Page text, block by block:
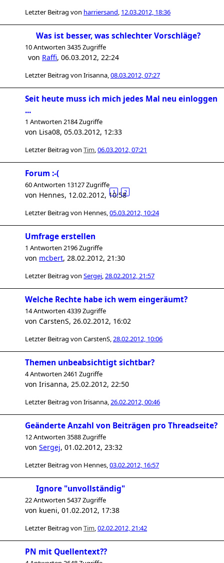
Letzter Beitrag von harriersand, 12.03.2012, 18:36
Was ist besser, was schlechter Vorschläge?
10 Antworten 3435 Zugriffe
von Raffi, 06.03.2012, 22:24
Letzter Beitrag von Irisanna,08.03.2012, 07:27
Seit heute muss ich mich jedes Mal neu einloggen
...
1 Antworten 2184 Zugriffe
von Lisa08, 05.03.2012, 12:33
Letzter Beitrag von Tim,06.03.2012, 07:21
Forum :-(
60 Antworten 13127 Zugriffe
1 2
von Hennes, 12.02.2012, 10:58
Letzter Beitrag von Hennes,05.03.2012, 10:24
Umfrage erstellen
1 Antworten 2196 Zugriffe
von mcbert, 28.02.2012, 21:30
Letzter Beitrag von Sergej,28.02.2012, 21:57
Welche Rechte habe ich wem eingeräumt?
14 Antworten 4339 Zugriffe
von CarstenS, 26.02.2012, 16:02
Letzter Beitrag von CarstenS,28.02.2012, 10:06
Themen unbeabsichtigt sichtbar?
4 Antworten 2461 Zugriffe
von Irisanna, 25.02.2012, 22:50
Letzter Beitrag von Irisanna,26.02.2012, 00:46
Geänderte Anzahl von Beiträgen pro Threadseite?
12 Antworten 3588 Zugriffe
von Sergej, 01.02.2012, 23:32
Letzter Beitrag von Hennes,03.02.2012, 16:57
Ignore "unvollständig"
22 Antworten 5437 Zugriffe
von kueni, 01.02.2012, 17:38
Letzter Beitrag von Tim,02.02.2012, 21:42
PN mit Quellentext??